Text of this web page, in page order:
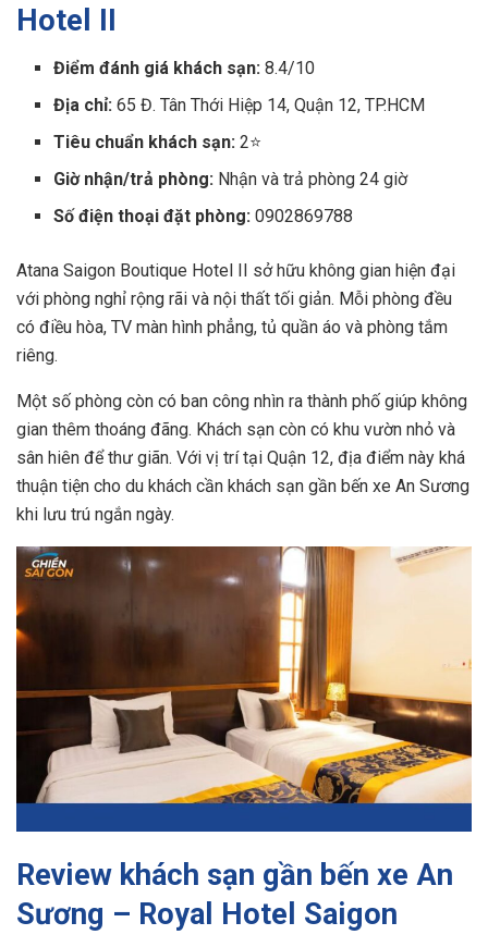
Hotel II
Điểm đánh giá khách sạn: 8.4/10
Địa chỉ: 65 Đ. Tân Thới Hiệp 14, Quận 12, TP.HCM
Tiêu chuẩn khách sạn: 2⭐
Giờ nhận/trả phòng: Nhận và trả phòng 24 giờ
Số điện thoại đặt phòng: 0902869788
Atana Saigon Boutique Hotel II sở hữu không gian hiện đại
với phòng nghỉ rộng rãi và nội thất tối giản. Mỗi phòng đều
có điều hòa, TV màn hình phẳng, tủ quần áo và phòng tắm
riêng.
Một số phòng còn có ban công nhìn ra thành phố giúp không
gian thêm thoáng đãng. Khách sạn còn có khu vườn nhỏ và
sân hiên để thư giãn. Với vị trí tại Quận 12, địa điểm này khá
thuận tiện cho du khách cần khách sạn gần bến xe An Sương
khi lưu trú ngắn ngày.
Review khách sạn gần bến xe An
Sương – Royal Hotel Saigon